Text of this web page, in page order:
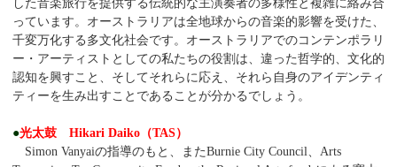
した音楽旅行を提供する伝統的な主演奏者の多様性と複雑に絡み合
っています。オーストラリアは全地球からの音楽的影響を受けた、
千変万化する多文化社会です。オーストラリアでのコンテンポラリ
ー・アーティストとしての私たちの役割は、違った哲学的、文化的
認知を興すこと、そしてそれらに応え、それら自身のアイデンティ
ティーを生み出すことであることが分かるでしょう。
●光太鼓 Hikari Daiko（TAS）
Simon Vanyaiの指導のもと、またBurnie City Council、Arts